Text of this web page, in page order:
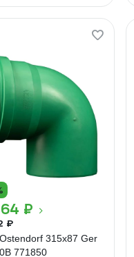
₽
₽
315x87 Ger
771850